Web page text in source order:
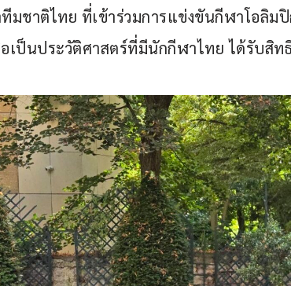
มชาติไทย ที่เข้าร่วมการแข่งขันกีฬาโอลิม
เป็นประวัติศาสตร์ที่มีนักกีฬาไทย ได้รับสิท